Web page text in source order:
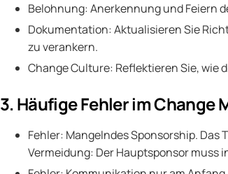
Belohnung: Anerkennung und Feiern
Dokumentation: Aktualisieren Sie
zu verankern.
Change Culture: Reflektieren Sie, wie
3. Häufige Fehler im Change
Fehler: Mangelndes Sponsorship.
Vermeidung: Der Hauptsponsor muss